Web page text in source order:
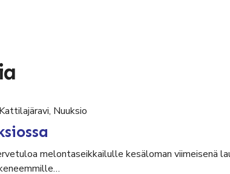
Kattilajäravi, Nuuksio
melontaseikkailulle kesäloman viimeisenä